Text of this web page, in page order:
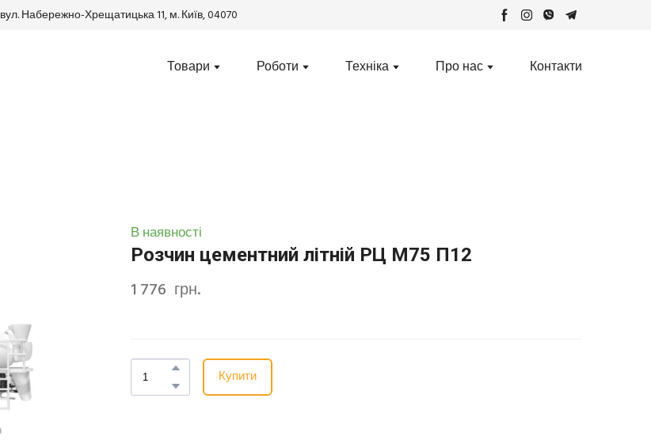
вул. Набережно-Хрещатицька 11, м. Київ, 04070
Товари Роботи Техніка Про нас Контакти
В наявності
Розчин цементний літній РЦ М75 П12
1 776  грн.
Купити